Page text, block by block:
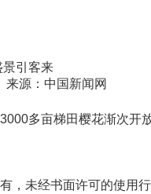
景引客来
源：中国新闻网
多亩梯田樱花渐次开
，未经书面许可的使用